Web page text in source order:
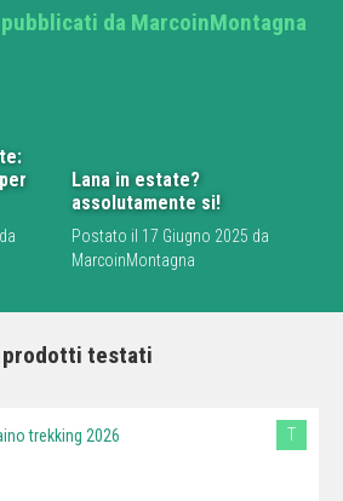
da MarcoinMontagna
Lana in estate?
assolutamente si!
Postato il 17 Giugno 2025 da
MarcoinMontagna
prodotti testati
trekking 2026 T